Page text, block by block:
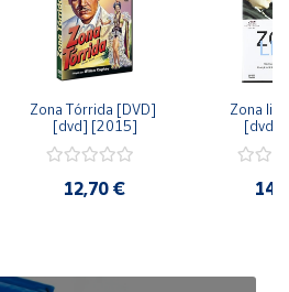
Zona Tórrida [DVD]
[dvd] [2015]
12,70 €
Zona
[dvd]